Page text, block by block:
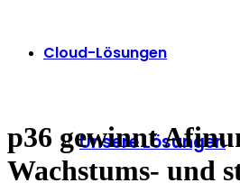
Cloud-Lösungen
Unsere Lösungen
p36 gewinnt
Wachstums- und